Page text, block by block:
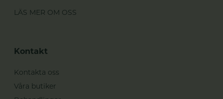
LÄS MER OM OSS
Kontakt
Kontakta oss
Våra butiker